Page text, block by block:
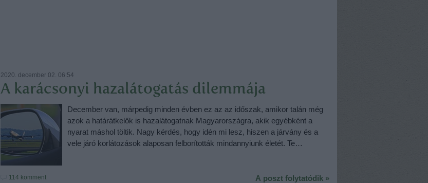
2020. december 02. 06:54
A karácsonyi hazalátogatás dilemmája
December van, márpedig minden évben ez az az időszak, amikor talán még
azok a határátkelők is hazalátogatnak Magyarországra, akik egyébként a
nyarat máshol töltik. Nagy kérdés, hogy idén mi lesz, hiszen a járvány és a
vele járó korlátozások alaposan felborították mindannyiunk életét. Te…
114 komment A poszt folytatódik »